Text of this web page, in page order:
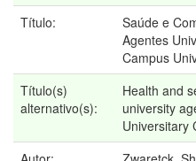
Título:
Saúde e
Agentes
Campus
Título(s)
alternativo(s):
Health and
university
Universitary